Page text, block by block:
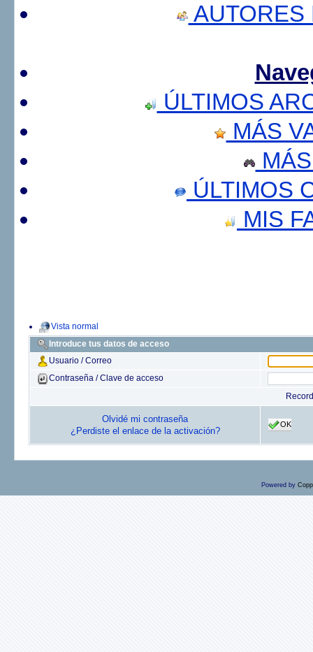
AUTORES
ÚLTIMOS
MÁS
ÚLTIMOS
MIS
Vista normal
Introduce tus datos de acceso
Usuario / Correo
Contraseña / Clave de acceso
Olvidé mi contraseña
¿Perdiste el enlace de la activación?
OK
Powered by